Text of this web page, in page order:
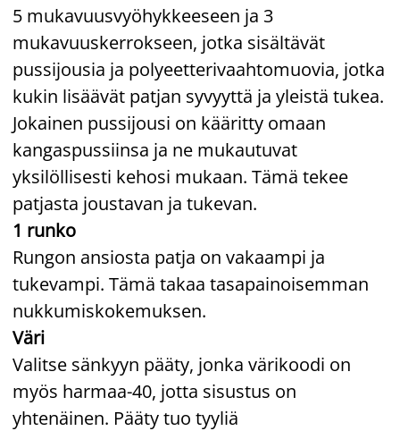
5 mukavuusvyöhykkeeseen ja 3
mukavuuskerrokseen, jotka sisältävät
pussijousia ja polyeetterivaahtomuovia, jotka
kukin lisäävät patjan syvyyttä ja yleistä tukea.
Jokainen pussijousi on kääritty omaan
kangaspussiinsa ja ne mukautuvat
yksilöllisesti kehosi mukaan. Tämä tekee
patjasta joustavan ja tukevan.
1 runko
Rungon ansiosta patja on vakaampi ja
tukevampi. Tämä takaa tasapainoisemman
nukkumiskokemuksen.
Väri
Valitse sänkyyn pääty, jonka värikoodi on
myös harmaa-40, jotta sisustus on
yhtenäinen. Pääty tuo tyyliä